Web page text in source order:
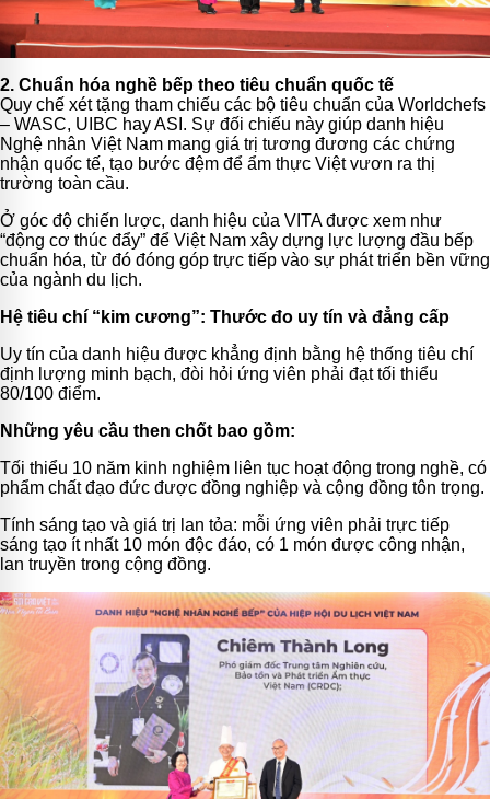
2. Chuẩn hóa nghề bếp theo tiêu chuẩn quốc tế
Quy chế xét tặng tham chiếu các bộ tiêu chuẩn của Worldchefs
– WASC, UIBC hay ASI. Sự đối chiếu này giúp danh hiệu
Nghệ nhân Việt Nam mang giá trị tương đương các chứng
nhận quốc tế, tạo bước đệm để ẩm thực Việt vươn ra thị
trường toàn cầu.
Ở góc độ chiến lược, danh hiệu của VITA được xem như
“động cơ thúc đẩy” để Việt Nam xây dựng lực lượng đầu bếp
chuẩn hóa, từ đó đóng góp trực tiếp vào sự phát triển bền vững
của ngành du lịch.
Hệ tiêu chí “kim cương”: Thước đo uy tín và đẳng cấp
Uy tín của danh hiệu được khẳng định bằng hệ thống tiêu chí
định lượng minh bạch, đòi hỏi ứng viên phải đạt tối thiểu
80/100 điểm.
Những yêu cầu then chốt bao gồm:
Tối thiểu 10 năm kinh nghiệm liên tục hoạt động trong nghề, có
phẩm chất đạo đức được đồng nghiệp và cộng đồng tôn trọng.
Tính sáng tạo và giá trị lan tỏa: mỗi ứng viên phải trực tiếp
sáng tạo ít nhất 10 món độc đáo, có 1 món được công nhận,
lan truyền trong cộng đồng.